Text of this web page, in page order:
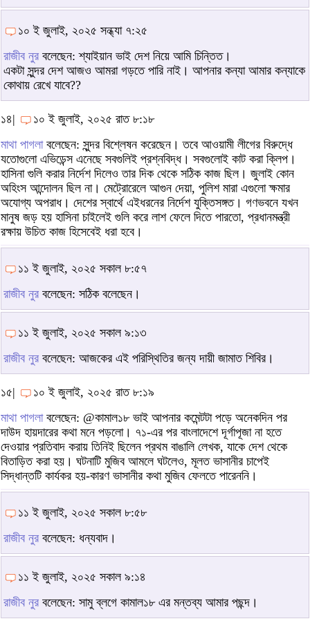
১০ ই জুলাই, ২০২৫ সন্ধ্যা ৭:২৫
রাজীব নুর বলেছেন: শ্যাইয়ান ভাই দেশ নিয়ে আমি চিন্তিত।
একটা সুন্দর দেশ আজও আমরা গড়তে পারি নাই। আপনার কন্যা আমার কন্যাকে
কোথায় রেখে যাবে??
১৪|
১০ ই জুলাই, ২০২৫ রাত ৮:১৮
মাথা পাগলাবলেছেন: সুন্দর বিশ্লেষন করেছেন। তবে আওয়ামী লীগের বিরুদ্ধে
যতোগুলো এভিডেন্স এনেছে সবগুলিই প্রশ্নবিদ্ধ। সবগুলোই কাট করা ক্লিপ।
হাসিনা গুলি করার নির্দেশ দিলেও তার দিক থেকে সঠিক কাজ ছিল। জুলাই কোন
অহিংস আন্দোলন ছিল না। মেট্রোরেলে আগুন দেয়া, পুলিশ মারা এগুলো ক্ষমার
অযোগ্য অপরাধ। দেশের স্বার্থে এইধরনের নির্দেশ যুক্তিসঙ্গত। গণভবনে যখন
মানুষ জড় হয় হাসিনা চাইলেই গুলি করে লাশ ফেলে দিতে পারতো, প্রধানমন্ত্রী
রক্ষায় উচিত কাজ হিসেবেই ধরা হবে।
১১ ই জুলাই, ২০২৫ সকাল ৮:৫৭
রাজীব নুর বলেছেন: সঠিক বলেছেন।
১১ ই জুলাই, ২০২৫ সকাল ৯:১৩
রাজীব নুর বলেছেন: আজকের এই পরিস্থিতির জন্য দায়ী জামাত শিবির।
১৫|
১০ ই জুলাই, ২০২৫ রাত ৮:১৯
মাথা পাগলাবলেছেন: @কামাল১৮ ভাই আপনার কমেন্টটা পড়ে অনেকদিন পর
দাউদ হায়দারের কথা মনে পড়লো। ৭১-এর পর বাংলাদেশে দূর্গাপূজা না হতে
দেওয়ার প্রতিবাদ করায় তিনিই ছিলেন প্রথম বাঙালি লেখক, যাকে দেশ থেকে
বিতাড়িত করা হয়। ঘটনাটি মুজিব আমলে ঘটলেও, মূলত ভাসানীর চাপেই
সিদ্ধান্তটি কার্যকর হয়-কারণ ভাসানীর কথা মুজিব ফেলতে পারেননি।
১১ ই জুলাই, ২০২৫ সকাল ৮:৫৮
রাজীব নুর বলেছেন: ধন্যবাদ।
১১ ই জুলাই, ২০২৫ সকাল ৯:১৪
রাজীব নুর বলেছেন: সামু ব্লগে কামাল১৮ এর মন্তব্য আমার পছন্দ।